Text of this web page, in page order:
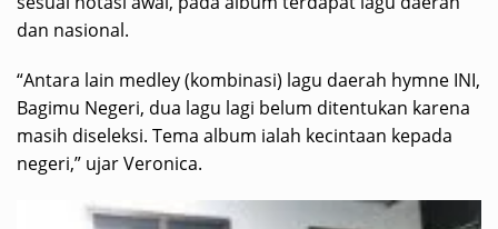
dan nasional.
“Antara lain medley (kombinasi) lagu daerah hymne INI,
Bagimu Negeri, dua lagu lagi belum ditentukan karena
masih diseleksi. Tema album ialah kecintaan kepada
negeri,” ujar Veronica.